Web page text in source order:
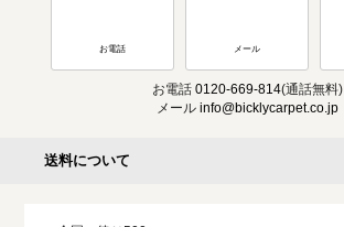
お電話 メール
お電話 0120-669-814(通話無料)
メール info@bicklycarpet.co.jp
送料について